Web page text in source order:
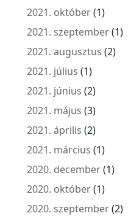
2021. október(1)
2021. szeptember(1)
2021. augusztus (2)
2021. július (1)
2021. június (2)
2021. május (3)
2021. április (2)
2021. március (1)
2020. december(1)
2020. október(1)
2020. szeptember(2)